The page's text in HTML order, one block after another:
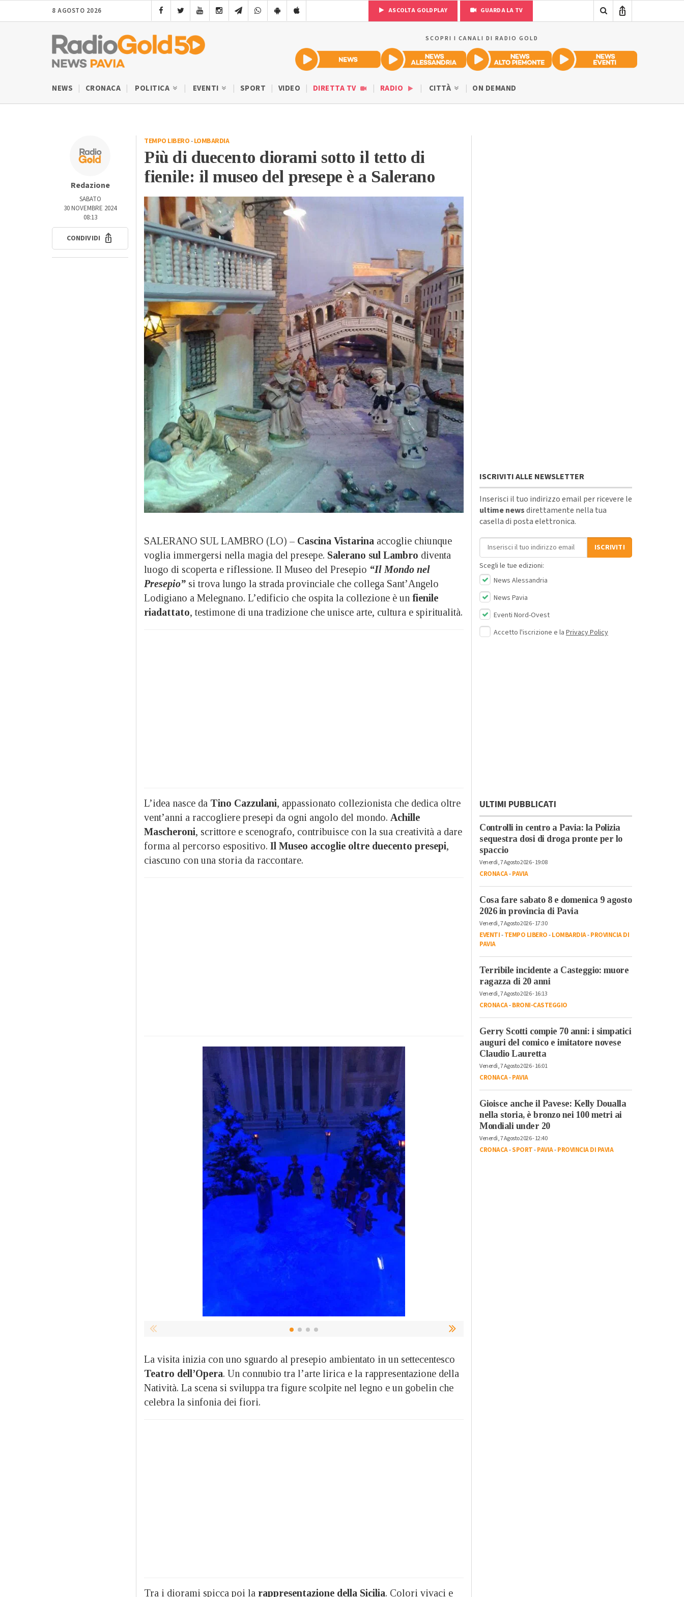
8 AGOSTO 2026 ASCOLTA GOLDPLAY GUARDA LA TV
SCOPRI I CANALI DI RADIO GOLD
NEWS CRONACA POLITICA EVENTI SPORT VIDEO DIRETTA TV RADIO CITTÀ ON DEMAND
Redazione
SABATO
30 NOVEMBRE 2024
08:13
CONDIVIDI
TEMPO LIBERO-LOMBARDIA
Più di duecento diorami sotto il tetto di
fienile: il museo del presepe è a Salerano
SALERANO SUL LAMBRO (LO) – Cascina Vistarina accoglie chiunque
voglia immergersi nella magia del presepe. Salerano sul Lambro diventa
luogo di scoperta e riflessione. Il Museo del Presepio “Il Mondo nel
Presepio” si trova lungo la strada provinciale che collega Sant’Angelo
Lodigiano a Melegnano. L’edificio che ospita la collezione è un fienile
riadattato, testimone di una tradizione che unisce arte, cultura e spiritualità.
L’idea nasce da Tino Cazzulani, appassionato collezionista che dedica oltre
vent’anni a raccogliere presepi da ogni angolo del mondo. Achille
Mascheroni, scrittore e scenografo, contribuisce con la sua creatività a dare
forma al percorso espositivo. Il Museo accoglie oltre duecento presepi,
ciascuno con una storia da raccontare.
La visita inizia con uno sguardo al presepio ambientato in un settecentesco
Teatro dell’Opera. Un connubio tra l’arte lirica e la rappresentazione della
Natività. La scena si sviluppa tra figure scolpite nel legno e un gobelin che
celebra la sinfonia dei fiori.
Tra i diorami spicca poi la rappresentazione della Sicilia. Colori vivaci e
ISCRIVITI ALLE NEWSLETTER
Inserisci il tuo indirizzo email per ricevere le
ultime newsdirettamente nella tua
casella di posta elettronica.
Indirizzo email
ISCRIVITI
Scegli le tue edizioni:
News Alessandria
News Pavia
Eventi Nord-Ovest
Accetto l'iscrizione e la Privacy Policy
ULTIMI PUBBLICATI
Controlli in centro a Pavia: la Polizia
sequestra dosi di droga pronte per lo
spaccio
Venerdì, 7 Agosto 2026 - 19:08
CRONACA-PAVIA
Cosa fare sabato 8 e domenica 9 agosto
2026 in provincia di Pavia
Venerdì, 7 Agosto 2026 - 17:30
EVENTI-TEMPO LIBERO-LOMBARDIA-PROVINCIA DI
PAVIA
Terribile incidente a Casteggio: muore
ragazza di 20 anni
Venerdì, 7 Agosto 2026 - 16:13
CRONACA-BRONI-CASTEGGIO
Gerry Scotti compie 70 anni: i simpatici
auguri del comico e imitatore novese
Claudio Lauretta
Venerdì, 7 Agosto 2026 - 16:01
CRONACA-PAVIA
Gioisce anche il Pavese: Kelly Doualla
nella storia, è bronzo nei 100 metri ai
Mondiali under 20
Venerdì, 7 Agosto 2026 - 12:40
CRONACA-SPORT-PAVIA-PROVINCIA DI PAVIA